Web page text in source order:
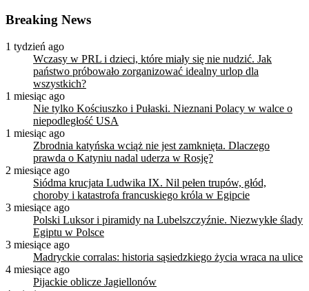
Breaking News
1 tydzień ago
Wczasy w PRL i dzieci, które miały się nie nudzić. Jak
państwo próbowało zorganizować idealny urlop dla
wszystkich?
1 miesiąc ago
Nie tylko Kościuszko i Pułaski. Nieznani Polacy w walce o
niepodległość USA
1 miesiąc ago
Zbrodnia katyńska wciąż nie jest zamknięta. Dlaczego
prawda o Katyniu nadal uderza w Rosję?
2 miesiące ago
Siódma krucjata Ludwika IX. Nil pełen trupów, głód,
choroby i katastrofa francuskiego króla w Egipcie
3 miesiące ago
Polski Luksor i piramidy na Lubelszczyźnie. Niezwykłe ślady
Egiptu w Polsce
3 miesiące ago
Madryckie corralas: historia sąsiedzkiego życia wraca na ulice
4 miesiące ago
Pijackie oblicze Jagiellonów